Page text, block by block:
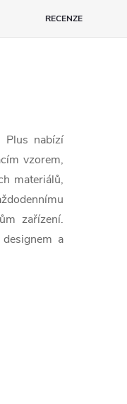
RECENZE
Plus nabízí
vzorem,
materiálů,
zařízení.
a